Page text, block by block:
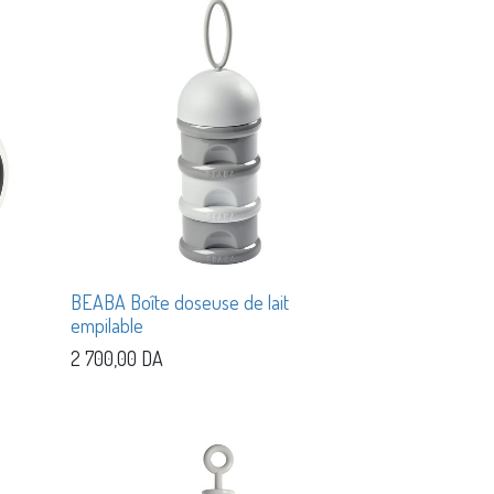
BEABA Boîte doseuse de lait
empilable
2 700,00 DA